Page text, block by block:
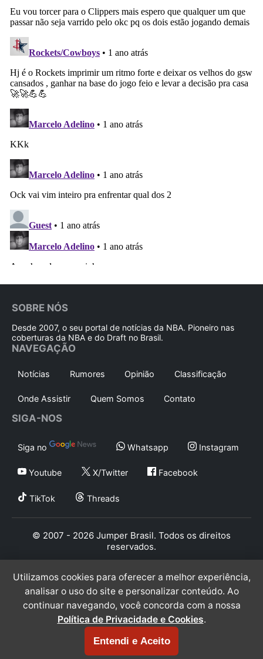
SOBRE NÓS
Desde 2007, o seu portal de notícias da NBA. Pioneiro nas
coberturas da NBA e do Draft no Brasil.
NAVEGAÇÃO
Notícias Rumores Opinião Classificação
Onde Assistir Quem Somos Contato
SIGA-NOS
Siga no Whatsapp Instagram
Youtube X/Twitter Facebook
TikTok Threads
© 2007 - 2026 Jumper Brasil. Todos os direitos
reservados.
Utilizamos cookies para oferecer a melhor experiência,
analisar o uso do site e personalizar conteúdo. Ao
continuar navegando, você concorda com a nossa
Política de Privacidade e Cookies.
Entendi e Aceito